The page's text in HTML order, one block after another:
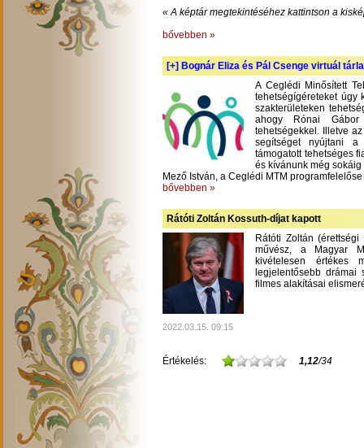
« A képtár megtekintéséhez kattintson a
bővebben »
[+] Bognár Eliza és Pál Csenge virtuál
A Ceglédi Minősített
tehetségígéreteket úgy
szakterületeken
ahogy Rónai Gábor
tehetségekkel. Illetve
segítséget nyújtani a
támogatott tehetséges
és kívánunk még
Mező István, a Ceglédi MTM programfelelőse
bővebben »
Rátóti Zoltán Kossuth-díjat kapott
Rátóti Zoltán
művész, a Magyar
kivételesen értékes
legjelentősebb drámai
filmes alakításai
2022.03.15. 09:15
Értékelés: 1,12/34